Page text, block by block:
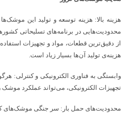
هزینه بالا: هزینه توسعه و تولید این
محدودیت‌هایی در برنامه‌های تسلیحاتی
از دقیق‌ترین قطعات، مواد و تجهیزات
هزینه‌ی تولید آن‌ها بسیار زیاد است.
وابستگی به فناوری الکترونیکی و کنترلی:
تجهیزات الکترونیکی، می‌تواند عملکرد موشک
محدودیت‌های حمل بار: سر جنگی موشک‌های